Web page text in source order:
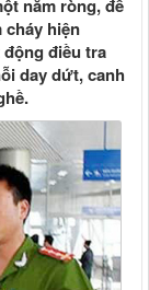
năm ròng, để
hiện
điều tra
day dứt, canh